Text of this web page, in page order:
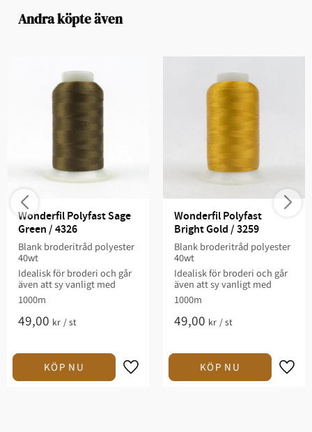
Andra köpte även
Wonderfil Polyfast Sage
Green / 4326
Blank broderitråd polyester
40wt
Idealisk för broderi och går
även att sy vanligt med
1000m
49,00 kr /st
Wonderfil Polyfast
Bright Gold / 3259
Blank broderitråd polyester
40wt
Idealisk för broderi och går
även att sy vanligt med
1000m
49,00 kr /st